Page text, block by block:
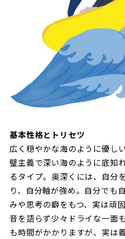
基本性格とトリセツ
広く穏やかな海のように優し
璧主義で深い海のように底知
るタイプ。奥深くには、自分
り、自分軸が強め。自分でも
みや思考の癖をもつ、実は頑
音を語らず少々ドライな一面
も時間がかかりますが、実は